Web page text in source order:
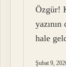
Özgür!
hale
Şubat 9,